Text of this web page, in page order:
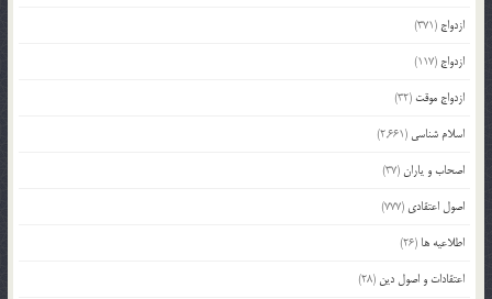
ازدواج (371)
ازدواج (117)
ازدواج موقت (32)
اسلام شناسی (2,661)
اصحاب و یاران(37)
اصول اعتقادی (777)
اطلاعیه ها (26)
اعتقادات و اصول دین (28)